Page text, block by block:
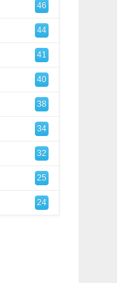
46
44
41
40
38
34
32
25
24